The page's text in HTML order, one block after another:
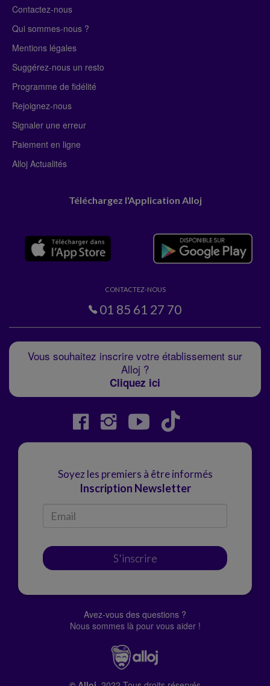
Contactez-nous
Qui sommes-nous ?
Mentions légales
Suggérez-nous un resto
Programme de fidélité
Rejoignez-nous
Signaler une erreur
Paiement en ligne
Alloj Actualités
Téléchargez l'Application Alloj
CONTACTEZ-NOUS
01 85 61 27 70
Vous souhaitez inscrire votre établissement sur
Alloj ?
Cliquez ici
Soyez les premiers à être informés
Inscription Newsletter
S'inscrire
Avez-vous des questions ?
Nous sommes là pour vous aider !